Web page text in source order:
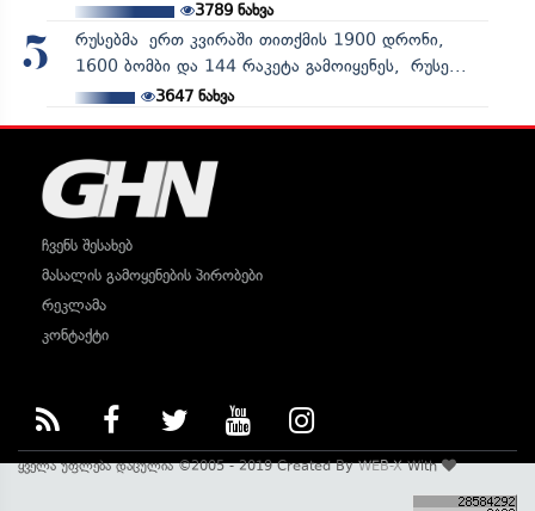
3789ნახვა
5
რუსებმა ერთ კვირაში თითქმის 1900 დრონი,
1600 ბომბი და 144 რაკეტა გამოიყენეს, რუსე...
3647ნახვა
ჩვენს შესახებ
მასალის გამოყენების პირობები
რეკლამა
კონტაქტი
ყველა უფლება დაცულია ©2005 - 2019 Created ByWEB-XWith